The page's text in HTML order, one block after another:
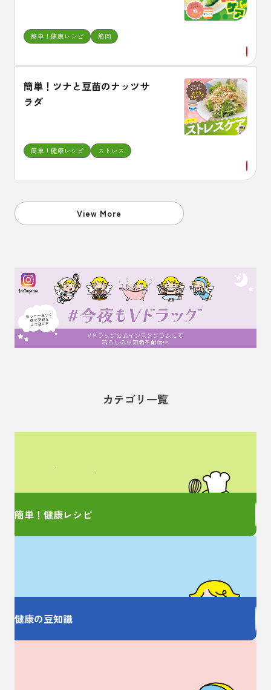
簡単！健康レシピ 筋肉
簡単！ツナと豆苗のナッツサ
ラダ
簡単！健康レシピ ストレス
View More
カテゴリ一覧
簡単レシピをご紹介！
簡単！健康レシピ
健康の豆知識